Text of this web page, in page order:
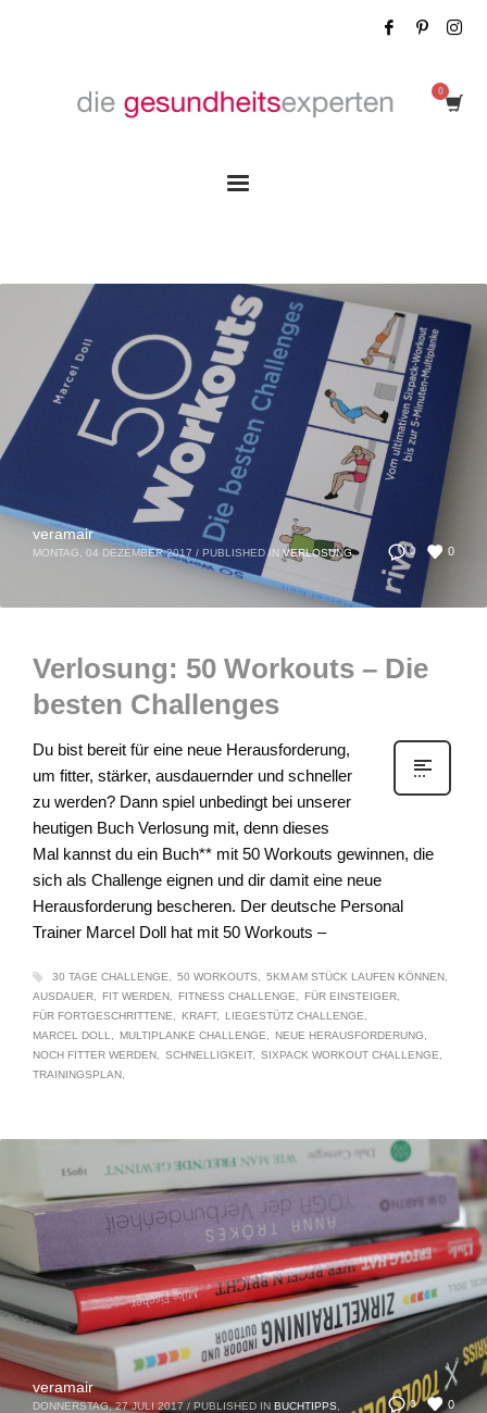
0 0
veramair
MONTAG, 04 DEZEMBER 2017 / PUBLISHED IN VERLOSUNG
Verlosung: 50 Workouts – Die
besten Challenges
Du bist bereit für eine neue Herausforderung,
um fitter, stärker, ausdauernder und schneller
zu werden? Dann spiel unbedingt bei unserer
heutigen Buch Verlosung mit, denn dieses
Mal kannst du ein Buch** mit 50 Workouts gewinnen, die
sich als Challenge eignen und dir damit eine neue
Herausforderung bescheren. Der deutsche Personal
Trainer Marcel Doll hat mit 50 Workouts –
30 TAGE CHALLENGE 50 WORKOUTS
5KM AM STÜCK LAUFEN KÖNNEN
AUSDAUER
FIT WERDEN FITNESS CHALLENGE
FÜR EINSTEIGER
FÜR FORTGESCHRITTENE
KRAFT
LIEGESTÜTZ CHALLENGE
MARCEL DOLL
MULTIPLANKE CHALLENGE
NEUE HERAUSFORDERUNG
NOCH FITTER WERDEN
SCHNELLIGKEIT
SIXPACK WORKOUT CHALLENGE
TRAININGSPLAN
0 0
veramair
DONNERSTAG, 27 JULI 2017 / PUBLISHED IN BUCHTIPPS